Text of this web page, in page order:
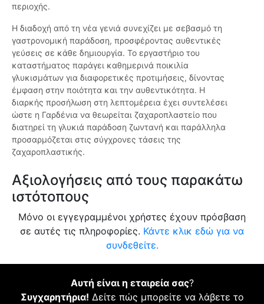
περιοχής.
Η διαδοχή από τη νέα γενιά συνεχίζει με σεβασμό τη
γαστρονομική παράδοση, προσφέροντας αυθεντικές
γεύσεις σε κάθε δημιουργία. Το εργαστήριο του
καταστήματος παράγει καθημερινά ποικιλία
γλυκισμάτων για διαφορετικές προτιμήσεις, δίνοντας
έμφαση στην ποιότητα και την αυθεντικότητα. Η
διαρκής προσήλωση στη λεπτομέρεια έχει συντελέσει
ώστε η Γαρδένια να θεωρείται ζαχαροπλαστείο που
διατηρεί τη γλυκιά παράδοση ζωντανή και παράλληλα
προσαρμόζεται στις σύγχρονες τάσεις της
ζαχαροπλαστικής.
Αξιολογήσεις από τους παρακάτω
ιστότοπους
Μόνο οι εγγεγραμμένοι χρήστες έχουν πρόσβαση
σε αυτές τις πληροφορίες. Κάντε κλικ εδώ για να
συνδεθείτε.
Αυτή είναι η εταιρεία σας?
Συγχαρητήρια! Δείτε πώς μπορείτε να λάβετε το